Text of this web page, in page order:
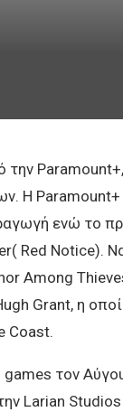
την
Η
ενώ το
Red Notice).
Among
Grant, η
Coast.
games τον
Larian